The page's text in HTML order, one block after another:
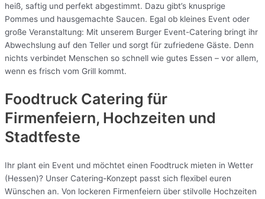
heiß, saftig und perfekt abgestimmt. Dazu gibt’s knusprige
Pommes und hausgemachte Saucen. Egal ob kleines Event oder
große Veranstaltung: Mit unserem Burger Event-Catering bringt ihr
Abwechslung auf den Teller und sorgt für zufriedene Gäste. Denn
nichts verbindet Menschen so schnell wie gutes Essen – vor allem,
wenn es frisch vom Grill kommt.
Foodtruck Catering für
Firmenfeiern, Hochzeiten und
Stadtfeste
Ihr plant ein Event und möchtet einen Foodtruck mieten in Wetter
(Hessen)? Unser Catering-Konzept passt sich flexibel euren
Wünschen an. Von lockeren Firmenfeiern über stilvolle Hochzeiten